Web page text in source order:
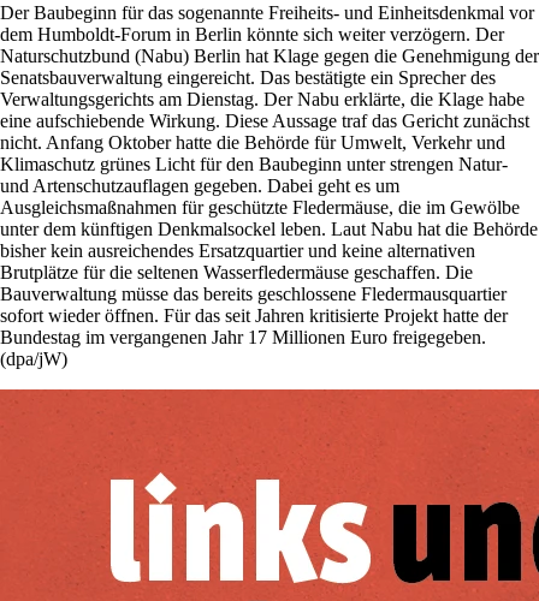
Der Baubeginn für das sogenannte Freiheits- und Einheitsdenkmal vor
dem Humboldt-Forum in Berlin könnte sich weiter verzögern. Der
Naturschutzbund (Nabu) Berlin hat Klage gegen die Genehmigung der
Senatsbauverwaltung eingereicht. Das bestätigte ein Sprecher des
Verwaltungsgerichts am Dienstag. Der Nabu erklärte, die Klage habe
eine aufschiebende Wirkung. Diese Aussage traf das Gericht zunächst
nicht. Anfang Oktober hatte die Behörde für Umwelt, Verkehr und
Klimaschutz grünes Licht für den Baubeginn unter strengen Natur-
und Artenschutzauflagen gegeben. Dabei geht es um
Ausgleichsmaßnahmen für geschützte Fledermäuse, die im Gewölbe
unter dem künftigen Denkmalsockel leben. Laut Nabu hat die Behörde
bisher kein ausreichendes Ersatzquartier und keine alternativen
Brutplätze für die seltenen Wasserfledermäuse geschaffen. Die
Bauverwaltung müsse das bereits geschlossene Fledermausquartier
sofort wieder öffnen. Für das seit Jahren kritisierte Projekt hatte der
Bundestag im vergangenen Jahr 17 Millionen Euro freigegeben.
(dpa/jW)